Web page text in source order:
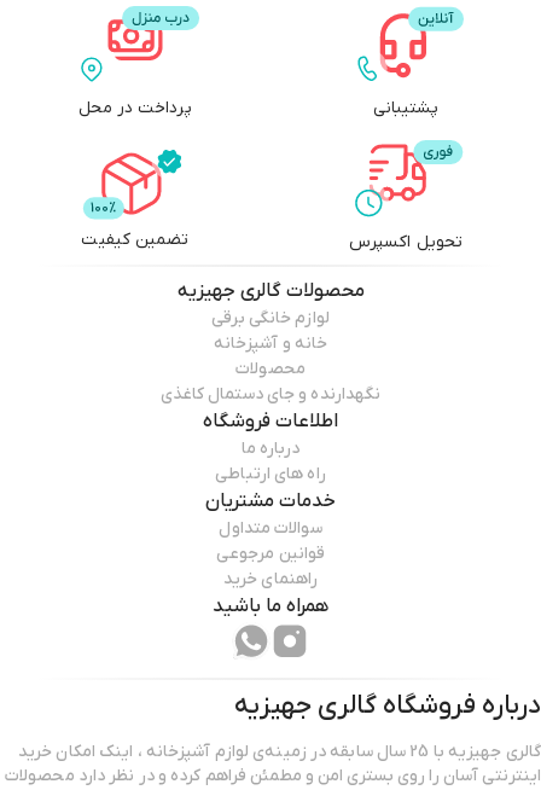
پشتیبانی پرداخت در محل
تحویل اکسپرس تضمین کیفیت
محصولاتگالری جهیزیه
لوازم خانگی برقی
خانه و آشپزخانه
محصولات
نگهدارنده و جای دستمال کاغذی
اطلاعات فروشگاه
درباره ما
راه های ارتباطی
خدمات مشتریان
سوالات متداول
قوانین مرجوعی
راهنمای خرید
همراه ما باشید
درباره فروشگاه گالری جهیزیه
گالری جهیزیه با 25 سال سابقه در زمینه‌ی لوازم آشپزخانه ، اینک امکان خرید
اینترنتی آسان را روی بستری امن و مطمئن فراهم کرده و در نظر دارد محصولات